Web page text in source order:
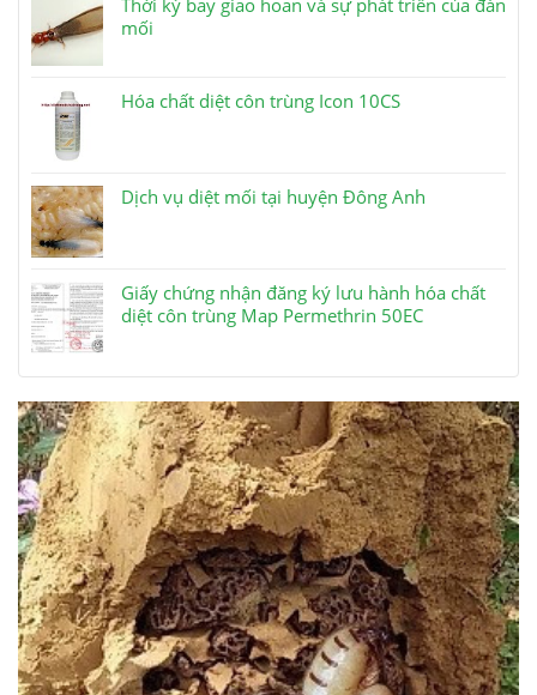
mối
Hóa chất diệt côn trùng Icon 10CS
Dịch vụ diệt mối tại huyện Đông Anh
Giấy chứng nhận đăng ký lưu hành hóa chất
diệt côn trùng Map Permethrin 50EC